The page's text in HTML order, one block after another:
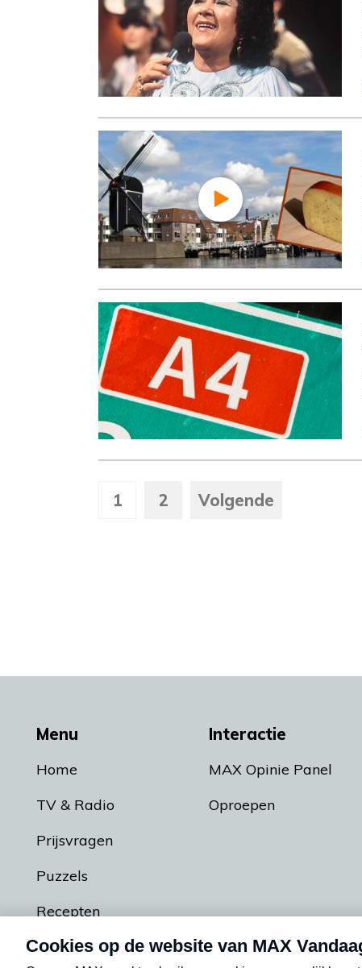
1 2 Volgende
Menu
Home
TV & Radio
Prijsvragen
Puzzels
Recepten
Podcasts
Interactie
MAX Opinie Panel
Oproepen